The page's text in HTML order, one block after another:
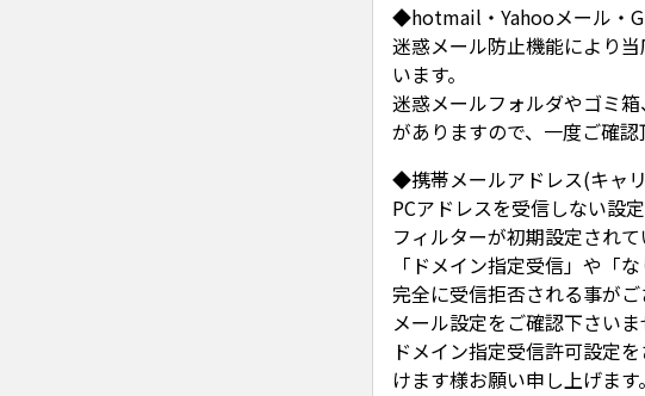
◆hotmail・Yahooメール・
迷惑メール防止機能により
います。
迷惑メールフォルダやゴミ
がありますので、一度ご確認
◆携帯メールアドレス(キャ
PCアドレスを受信しない設
フィルターが初期設定されて
「ドメイン指定受信」や「
完全に受信拒否される事がご
メール設定をご確認下さいま
ドメイン指定受信許可設定
けます様お願い申し上げます。